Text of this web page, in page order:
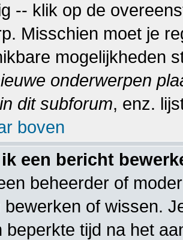
-- klik op de
Misschien moet je
mogelijkheden
onderwerpen
dit subforum, enz.
boven
een bericht
beheerder of
bewerken of wissen.
beperkte tijd na het